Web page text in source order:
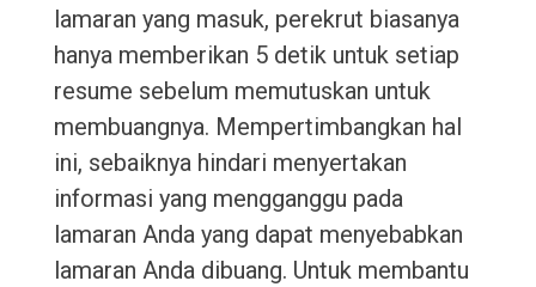
lamaran yang masuk, perekrut biasanya
hanya memberikan 5 detik untuk setiap
resume sebelum memutuskan untuk
membuangnya. Mempertimbangkan hal
ini, sebaiknya hindari menyertakan
informasi yang mengganggu pada
lamaran Anda yang dapat menyebabkan
lamaran Anda dibuang. Untuk membantu